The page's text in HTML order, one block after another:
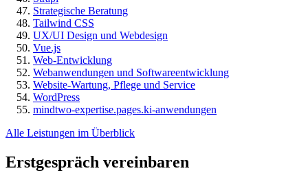
Strategische Beratung
Tailwind CSS
UX/UI Design und Webdesign
Vue.js
Web-Entwicklung
Webanwendungen und Softwareentwicklung
Website-Wartung, Pflege und Service
WordPress
mindtwo-expertise.pages.ki-anwendungen
Alle Leistungen im Überblick
Erstgespräch vereinbaren